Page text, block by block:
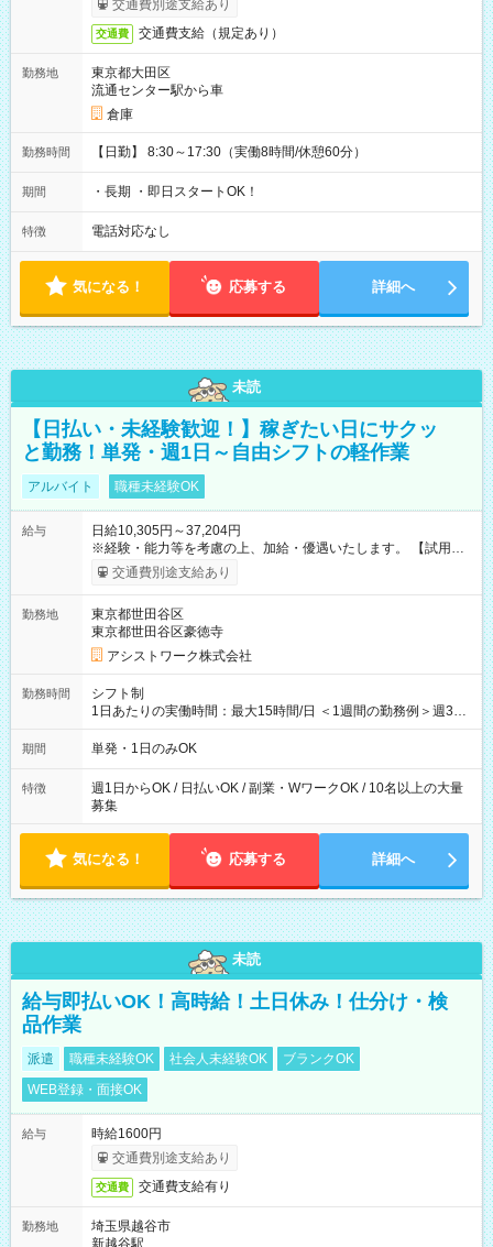
交通費別途支給あり
交通費 交通費支給（規定あり）
勤務地
東京都大田区
流通センター駅から車
倉庫
勤務時間 【日勤】 8:30～17:30（実働8時間/休憩60分）
期間 ・長期 ・即日スタートOK！
特徴 電話対応なし
気になる！ 応募する 詳細へ
未読
【日払い・未経験歓迎！】稼ぎたい日にサクッ
と勤務！単発・週1日～自由シフトの軽作業
アルバイト 職種未経験OK
給与
日給10,305円～37,204円
※経験・能力等を考慮の上、加給・優遇いたします。 【試用期
間】試用期間なし
交通費別途支給あり
勤務地
東京都世田谷区
東京都世田谷区豪徳寺
アシストワーク株式会社
勤務時間
シフト制
1日あたりの実働時間：最大15時間/日 ＜1週間の勤務例＞週3回
勤務 勤務：月・水・金 休み：火・木・土・日 好きな時にお仕事
可能です！ ※1日あたりの最大実働時間は日勤、夜勤共に勤務し
期間 単発・1日のみOK
特徴
週1日からOK / 日払いOK / 副業・WワークOK / 10名以上の大量
募集
気になる！ 応募する 詳細へ
未読
給与即払いOK！高時給！土日休み！仕分け・検
品作業
派遣 職種未経験OK 社会人未経験OK
ブランクOK
WEB登録・面接OK
給与
時給1600円
交通費別途支給あり
交通費 交通費支給有り
勤務地
埼玉県越谷市
新越谷駅